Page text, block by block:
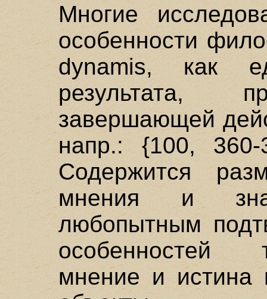
Многие
особенности
dynamis, как
результата,
завершающей
напр.: {100, 360-
Содержится
мнения и
любопытным
особенностей
мнение и истина